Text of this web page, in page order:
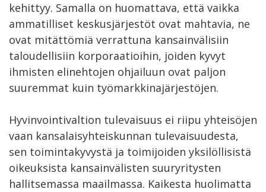
kehittyy. Samalla on huomattava, että vaikka
ammatilliset keskusjärjestöt ovat mahtavia, ne
ovat mitättömiä verrattuna kansainvälisiin
taloudellisiin korporaatioihin, joiden kyvyt
ihmisten elinehtojen ohjailuun ovat paljon
suuremmat kuin työmarkkinajärjestöjen.
Hyvinvointivaltion tulevaisuus ei riipu yhteisöjen
vaan kansalaisyhteiskunnan tulevaisuudesta,
sen toimintakyvystä ja toimijoiden yksilöllisistä
oikeuksista kansainvälisten suuryritysten
hallitsemassa maailmassa. Kaikesta huolimatta